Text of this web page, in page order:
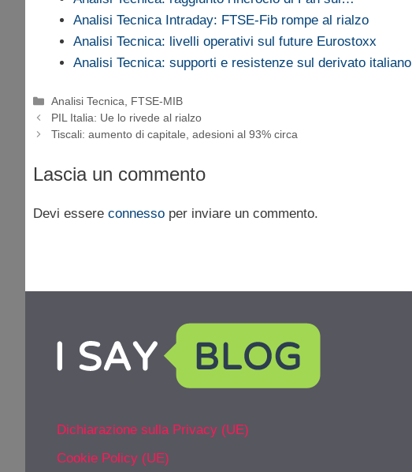
Analisi Tecnica Intraday: FTSE-Fib rompe al rialzo
Analisi Tecnica: livelli operativi sul future Eurostoxx
Analisi Tecnica: supporti e resistenze sul derivato italiano
Categorie
Analisi Tecnica
FTSE-MIB
PIL Italia: Ue lo rivede al rialzo
Tiscali: aumento di capitale, adesioni al 93% circa
Lascia un commento
Devi essere connesso per inviare un commento.
Dichiarazione sulla Privacy (UE)
Cookie Policy (UE)